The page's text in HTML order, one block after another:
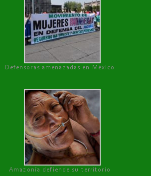
Defensoras amenazadas en México
Amazonía defiende su territorio